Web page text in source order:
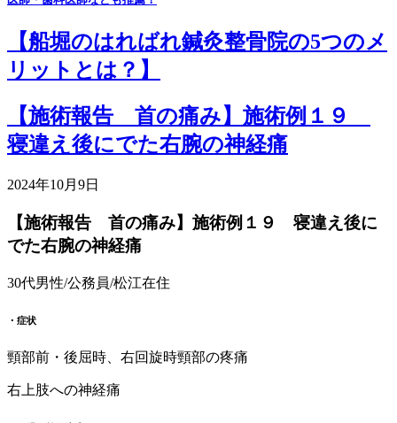
【船堀のはればれ鍼灸整骨院の5つのメ
リットとは？】
【施術報告 首の痛み】施術例１９
寝違え後にでた右腕の神経痛
2024年10月9日
【施術報告 首の痛み】施術例１９ 寝違え後に
でた右腕の神経痛
30代男性/公務員/松江在住
・症状
頸部前・後屈時、右回旋時頸部の疼痛
右上肢への神経痛